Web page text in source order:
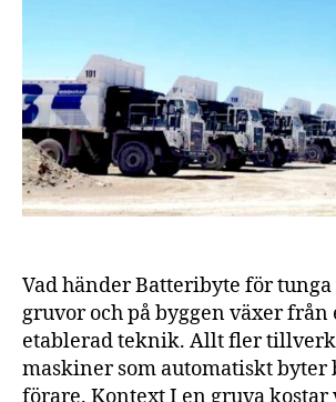
Vad händer Batteribyte för
gruvor och på byggen växer
etablerad teknik. Allt fler
maskiner som automatiskt byter
förare. Kontext I en gruva